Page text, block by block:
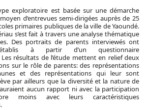
exploratoire est basée sur une démarche
d’entrevues semi-dirigées auprès de 25
primaires publiques de la ville de Yaoundé.
s’est fait à travers une analyse thématique
Des portraits de parents interviewés ont
à partir d’un questionnaire
résultats de l’étude mettent en relief deux
sur le rôle de parents: des représentations
et des représentations qui leur sont
par ailleurs que la diversité et la nature de
aucun rapport ni avec la participation
moins avec leurs caractéristiques